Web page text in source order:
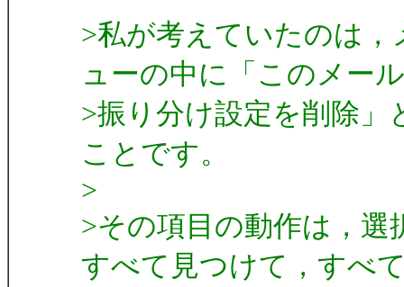
>私が考えていたのは
ューの中に「このメー
>振り分け設定を削除
ことです。
>
>その項目の動作は，
すべて見つけて，すべ